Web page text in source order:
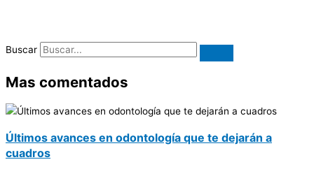
Buscar
Mas comentados
Últimos avances en odontología que te dejarán a
cuadros